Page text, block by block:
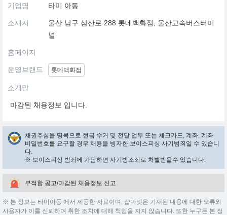
기업명 타미 아동
소재지
울산 남구 삼산로 288 롯데백화점, 울산고속버스터미
널
홈페이지
운영브랜드 롯데백화점
소개말
마감된 채용정보 입니다.
채권추심을 명목으로 현금 수거 및 전달 업무 또는 체크카드, 계좌, 계좌
비밀번호를 요구할 경우 채용을 빙자한 보이스피싱 사기범죄일 수 있습니
다.
※ 보이스피싱 범죄에 가담하면 사기방조죄로 처벌받을수 있습니다.
부적합 공고/마감된 채용정보 신고
※ 본 정보는 타미아동 에서 제공한 자료이며, 샵마넷은 기재된 내용에 대한 오류와
사용자가 이를 신뢰하여 취한 조치에 대해 책임을 지지 않습니다. 또한 누구든 본 정